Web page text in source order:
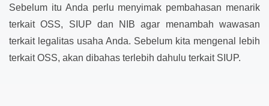
Sebelum itu Anda perlu menyimak pembahasan menarik
terkait OSS, SIUP dan NIB agar menambah wawasan
terkait legalitas usaha Anda. Sebelum kita mengenal lebih
terkait OSS, akan dibahas terlebih dahulu terkait SIUP.